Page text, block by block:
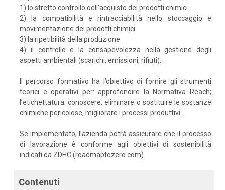
1) lo stretto controllo dell’acquisto dei prodotti chimici
2) la compatibilità e rintracciabilità nello stoccaggio e
movimentazione dei prodotti chimici
3) la ripetibilità della produzione
4) il controllo e la consapevolezza nella gestione degli
aspetti ambientali (scarichi, emissioni, rifiuti).
Il percorso formativo ha l’obiettivo di fornire gli strumenti
teorici e operativi per: approfondire la Normativa Reach;
l’etichettatura; conoscere, eliminare o sostituire le sostanze
chimiche pericolose; migliorare i processi produttivi.
Se implementato, l’azienda potrà assicurare che il processo
di lavorazione è conforme agli obiettivi di sostenibilità
indicati da ZDHC (roadmaptozero.com)
Contenuti